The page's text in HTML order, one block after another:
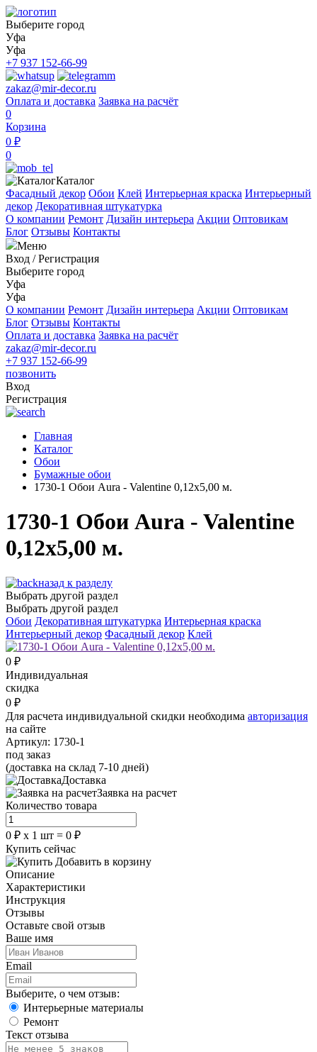
Выберите город
Уфа
Уфа
+7 937 152-66-99
zakaz@mir-decor.ru
Оплата и доставка Заявка на расчёт
0
Корзина
0 ₽
0
Каталог
Фасадный декор Обои Клей Интерьерная краска Интерьерный
декор Декоративная штукатурка
О компании Ремонт Дизайн интерьера Акции Оптовикам
Блог Отзывы Контакты
Меню
Вход /Регистрация
Выберите город
Уфа
Уфа
О компании Ремонт Дизайн интерьера Акции Оптовикам
Блог Отзывы Контакты
Оплата и доставка Заявка на расчёт
zakaz@mir-decor.ru
+7 937 152-66-99
позвонить
Вход
Регистрация
Главная
Каталог
Обои
Бумажные обои
1730-1 Обои Aura - Valentine 0,12х5,00 м.
1730-1 Обои Aura - Valentine
0,12х5,00 м.
назад к разделу
Выбрать другой раздел
Выбрать другой раздел
Обои Декоративная штукатурка Интерьерная краска
Интерьерный декор Фасадный декор Клей
0 ₽
Индивидуальная
скидка
0 ₽
Для расчета индивидуальной скидки необходима авторизация
на сайте
Артикул: 1730-1
под заказ
(доставка на склад 7-10 дней)
Доставка
Заявка на расчет
Количество товара
0 ₽ х 1 шт = 0 ₽
Купить сейчас
Добавить в корзину
Описание
Характеристики
Инструкция
Отзывы
Оставьте свой отзыв
Ваше имя
Email
Выберите, о чем отзыв:
Интерьерные материалы
Ремонт
Текст отзыва